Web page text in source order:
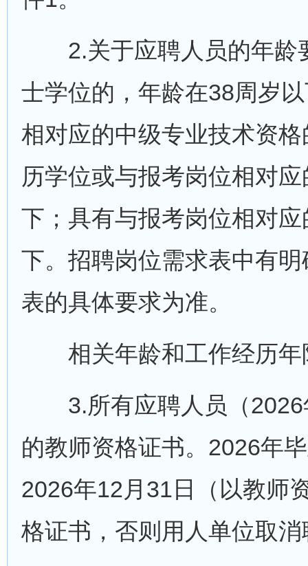
2.关于应聘人员的年龄
士学位的，年龄在38周岁
相对应的中级专业技术资
历学位或与报考岗位相对
下；具有与报考岗位相对
下。招聘岗位需求表中有
表的具体要求为准。
相关年龄和工作经历年
3.所有应聘人员（2026
的教师资格证书。2026年
2026年12月31日（以教师
格证书，否则用人单位取